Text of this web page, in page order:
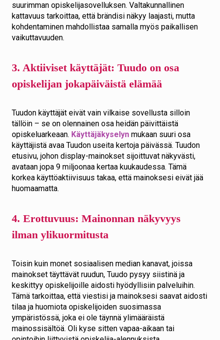
suurimman opiskelijasovelluksen. Valtakunnallinen
kattavuus tarkoittaa, että brändisi näkyy laajasti, mutta
kohdentaminen mahdollistaa samalla myös paikallisen
vaikuttavuuden.
3. Aktiiviset käyttäjät: Tuudo on osa
opiskelijan jokapäiväistä elämää
Tuudon käyttäjät eivät vain vilkaise sovellusta silloin
tällöin – se on olennainen osa heidän päivittäistä
opiskeluarkeaan. Käyttäjäkyselyn mukaan suuri osa
käyttäjistä avaa Tuudon useita kertoja päivässä. Tuudon
etusivu, johon display-mainokset sijoittuvat näkyvästi,
avataan jopa 9 miljoonaa kertaa kuukaudessa. Tämä
korkea käyttöaktiivisuus takaa, että mainoksesi eivät jää
huomaamatta.
4. Erottuvuus: Mainonnan näkyvyys
ilman ylikuormitusta
Toisin kuin monet sosiaalisen median kanavat, joissa
mainokset täyttävät ruudun, Tuudo pysyy siistinä ja
keskittyy opiskelijoille aidosti hyödyllisiin palveluihin.
Tämä tarkoittaa, että viestisi ja mainoksesi saavat aidosti
tilaa ja huomiota opiskelijoiden suosimassa
ympäristössä, joka ei ole täynnä ylimääräistä
mainossisältöä. Oli kyse sitten vapaa-aikaan tai